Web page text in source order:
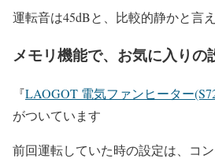
運転音は45dBと、比較的静かと言
メモリ機能で、お気に入りの
『LAOGOT 電気ファンヒーター
がついています
前回運転していた時の設定は、コ